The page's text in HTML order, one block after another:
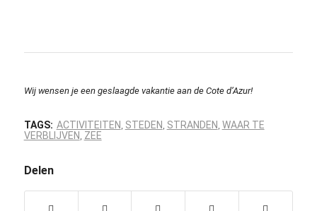
Wij wensen je een geslaagde vakantie aan de Cote d’Azur!
TAGS: ACTIVITEITEN STEDEN STRANDEN WAAR TE
VERBLIJVEN ZEE
Delen